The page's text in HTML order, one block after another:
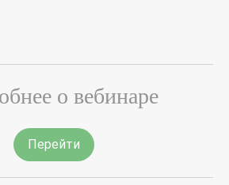
о вебинаре
Перейти